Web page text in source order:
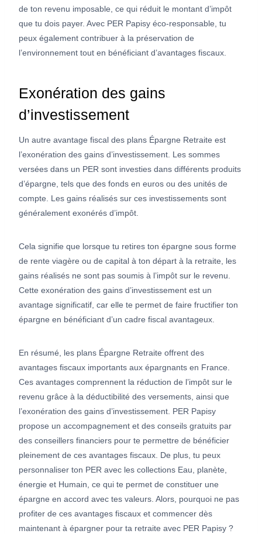
de ton revenu imposable, ce qui réduit le montant d’impôt
que tu dois payer. Avec PER Papisy éco-responsable, tu
peux également contribuer à la préservation de
l’environnement tout en bénéficiant d’avantages fiscaux.
Exonération des gains
d’investissement
Un autre avantage fiscal des plans Épargne Retraite est
l’exonération des gains d’investissement. Les sommes
versées dans un PER sont investies dans différents produits
d’épargne, tels que des fonds en euros ou des unités de
compte. Les gains réalisés sur ces investissements sont
généralement exonérés d’impôt.
Cela signifie que lorsque tu retires ton épargne sous forme
de rente viagère ou de capital à ton départ à la retraite, les
gains réalisés ne sont pas soumis à l’impôt sur le revenu.
Cette exonération des gains d’investissement est un
avantage significatif, car elle te permet de faire fructifier ton
épargne en bénéficiant d’un cadre fiscal avantageux.
En résumé, les plans Épargne Retraite offrent des
avantages fiscaux importants aux épargnants en France.
Ces avantages comprennent la réduction de l’impôt sur le
revenu grâce à la déductibilité des versements, ainsi que
l’exonération des gains d’investissement. PER Papisy
propose un accompagnement et des conseils gratuits par
des conseillers financiers pour te permettre de bénéficier
pleinement de ces avantages fiscaux. De plus, tu peux
personnaliser ton PER avec les collections Eau, planète,
énergie et Humain, ce qui te permet de constituer une
épargne en accord avec tes valeurs. Alors, pourquoi ne pas
profiter de ces avantages fiscaux et commencer dès
maintenant à épargner pour ta retraite avec PER Papisy ?